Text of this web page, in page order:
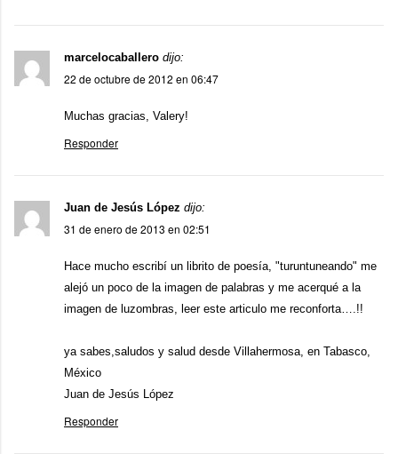
marcelocaballero dijo:
22 de octubre de 2012 en 06:47
Muchas gracias, Valery!
Responder
Juan de Jesús López dijo:
31 de enero de 2013 en 02:51
Hace mucho escribí un librito de poesía, "turuntuneando" me
alejó un poco de la imagen de palabras y me acerqué a la
imagen de luzombras, leer este articulo me reconforta….!!
ya sabes,saludos y salud desde Villahermosa, en Tabasco,
México
Juan de Jesús López
Responder